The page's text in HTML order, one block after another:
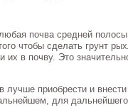
почва средней
чтобы сделать грунт
их в почву. Это
приобрести и
для